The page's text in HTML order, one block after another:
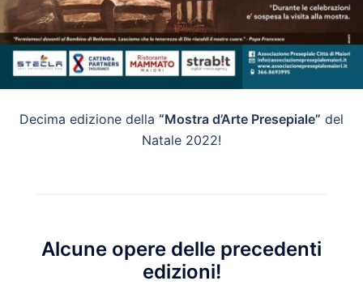
Decima edizione della “Mostra d’Arte Presepiale” del
Natale 2022!
Alcune opere delle precedenti
edizioni!